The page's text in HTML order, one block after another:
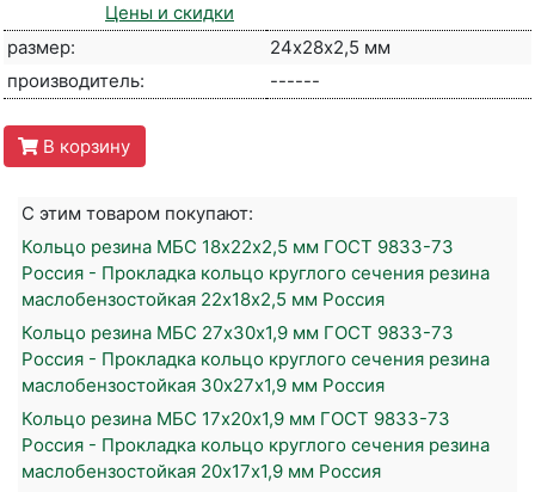
Цены и скидки
размер:
24х28х2,5 мм
производитель:
------
В корзину
С этим товаром покупают:
Кольцо резина МБС 18х22х2,5 мм ГОСТ 9833-73
Россия - Прокладка кольцо круглого сечения резина
маслобензостойкая 22х18х2,5 мм Россия
Кольцо резина МБС 27х30х1,9 мм ГОСТ 9833-73
Россия - Прокладка кольцо круглого сечения резина
маслобензостойкая 30х27х1,9 мм Россия
Кольцо резина МБС 17х20х1,9 мм ГОСТ 9833-73
Россия - Прокладка кольцо круглого сечения резина
маслобензостойкая 20х17х1,9 мм Россия